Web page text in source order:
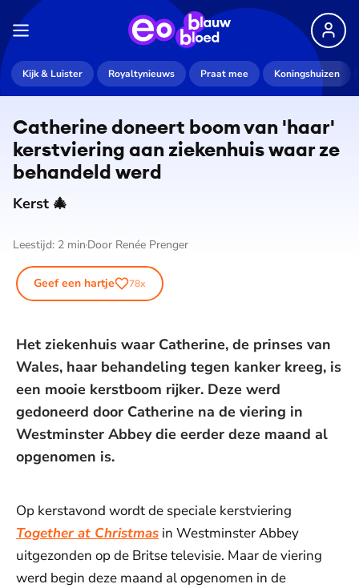
Kijk & Luister Royaltynieuws Praat mee Koningshuizen
Catherine doneert boom van 'haar'
kerstviering aan ziekenhuis waar ze
behandeld werd
Kerst 🎄
Leestijd: 2 min Door Renée Prenger
Geef een hartje 78x
Het ziekenhuis waar Catherine, de prinses van
Wales, haar behandeling tegen kanker kreeg, is
een mooie kerstboom rijker. Deze werd
gedoneerd door Catherine na de viering in
Westminster Abbey die eerder deze maand al
opgenomen is.
Op kerstavond wordt de speciale kerstviering
Together at Christmas in Westminster Abbey
uitgezonden op de Britse televisie. Maar de viering
werd begin deze maand al opgenomen in de